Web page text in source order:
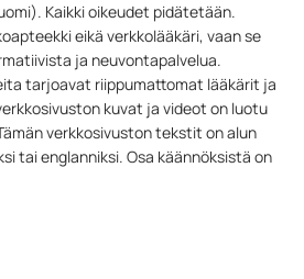
Kaikki oikeudet pidätetään.
eikä verkkolääkäri, vaan se
ja neuvontapalvelua.
tarjoavat riippumattomat lääkärit ja
kuvat ja videot on luotu
verkkosivuston tekstit on alun
tai englanniksi. Osa käännöksistä on